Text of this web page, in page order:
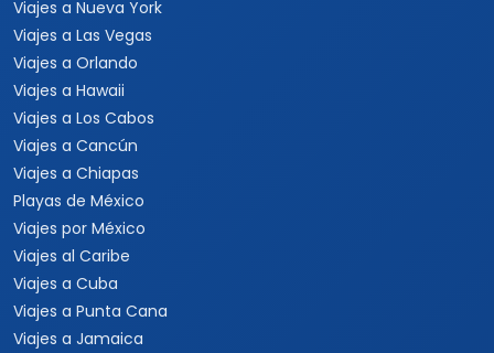
Viajes a Nueva York
Viajes a Las Vegas
Viajes a Orlando
Viajes a Hawaii
Viajes a Los Cabos
Viajes a Cancún
Viajes a Chiapas
Playas de México
Viajes por México
Viajes al Caribe
Viajes a Cuba
Viajes a Punta Cana
Viajes a Jamaica